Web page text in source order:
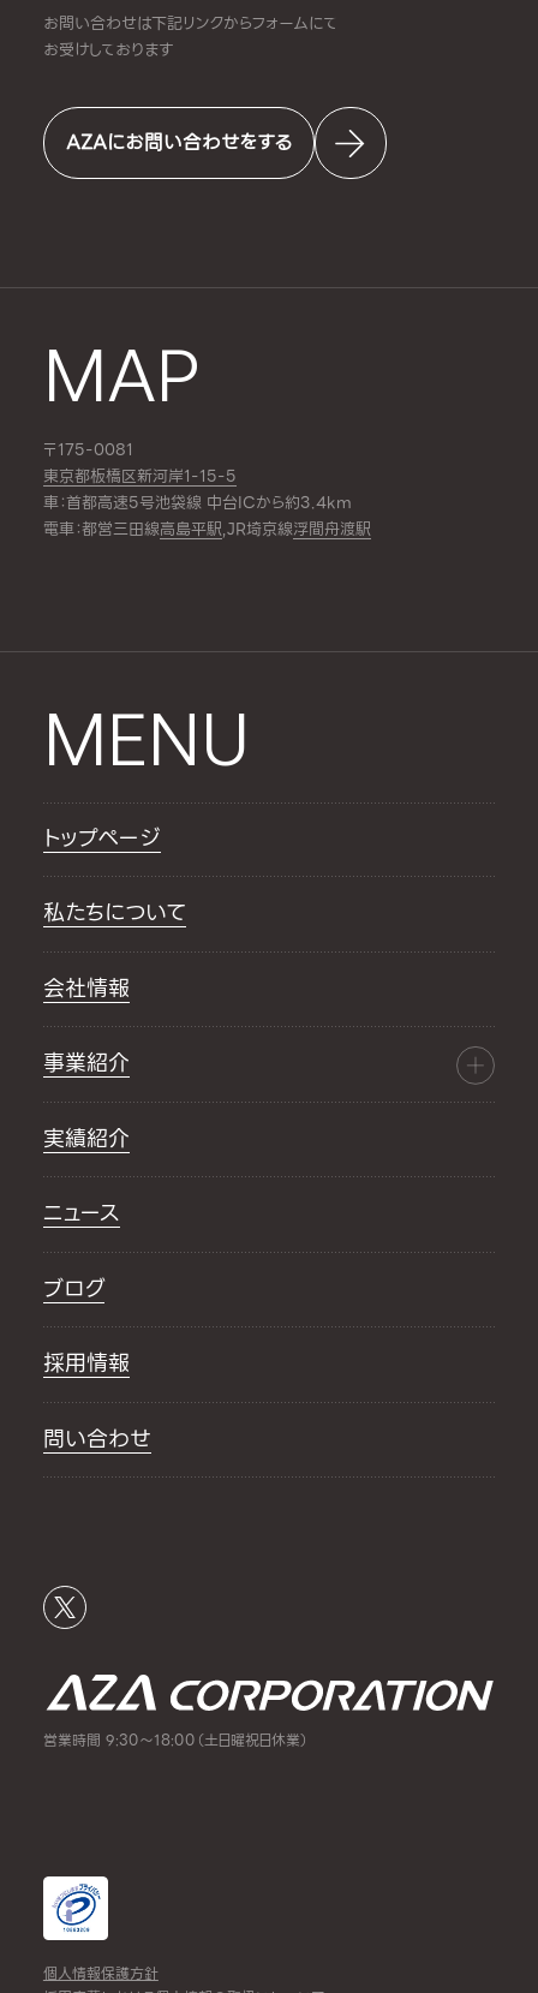
お問い合わせは下記リンクからフォームにて
お受けしております
AZAにお問い合わせをする
MAP
〒175-0081
東京都板橋区新河岸1-15-5
車：首都高速5号池袋線 中台ICから約3.4km
電車：都営三田線高島平駅,JR埼京線浮間舟渡駅
MENU
トップページ
私たちについて
会社情報
事業紹介
実績紹介
ニュース
ブログ
採用情報
問い合わせ
営業時間 9:30～18:00（土日曜祝日休業）
個人情報保護方針